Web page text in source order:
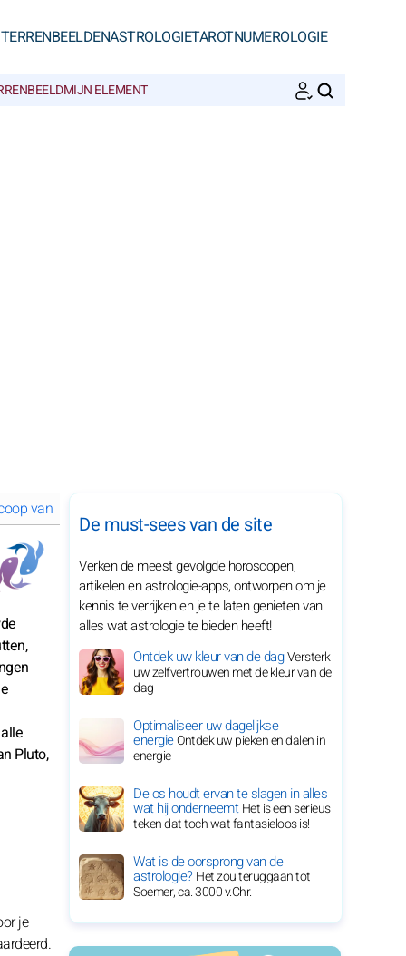
ASTROLOGIETAROTNUMEROLOGIE
MIJN ELEMENT
van september 2027 voor je sterrenbeeld
Pluto,
je
De must-sees van de site
Verken de meest gevolgde horoscopen,
artikelen en astrologie-apps, ontworpen om je
kennis te verrijken en je te laten genieten van
alles wat astrologie te bieden heeft!
Ontdek uw kleur van de dagVersterk
uw zelfvertrouwen met de kleur van de
dag
Optimaliseer uw dagelijkse
energieOntdek uw pieken en dalen in
energie
De os houdt ervan te slagen in alles
wat hij onderneemtHet is een serieus
teken dat toch wat fantasieloos is!
Wat is de oorsprong van de
astrologie?Het zou teruggaan tot
Soemer, ca. 3000 v.Chr.